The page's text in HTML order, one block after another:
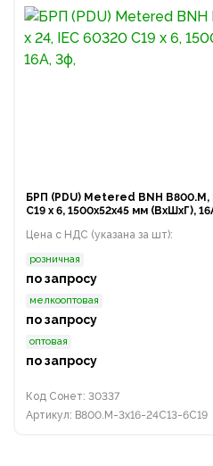
БРП (PDU) Metered BNH B800.M,
С19 х 6, 1500х52х45 мм (ВхШхГ),
Цена с НДС (указана за шт):
розничная
по запросу
мелкооптовая
по запросу
оптовая
по запросу
Код Сонет: 30337
Артикул: B800.M-3x16-24C13-6C19